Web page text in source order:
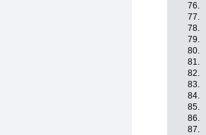
76.
77.
78.
79.
80.
81.
82.
83.
84.
85.
86.
87.